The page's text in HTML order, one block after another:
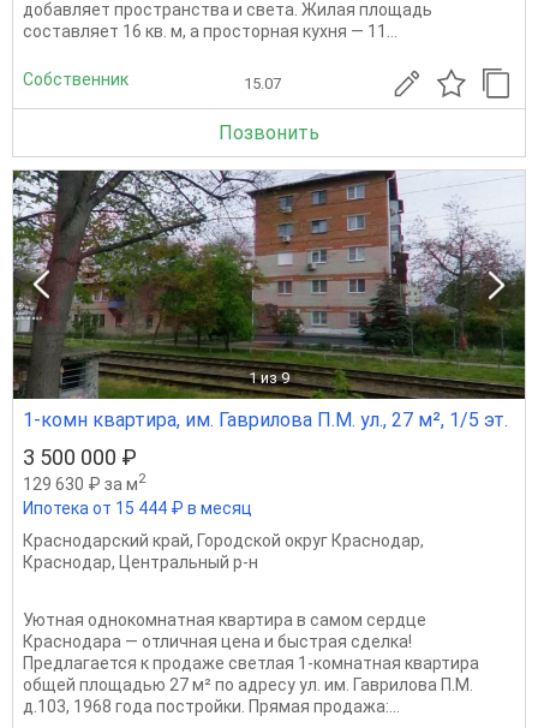
добавляет пространства и света. Жилая площадь
составляет 16 кв. м, а просторная кухня — 11...
Собственник 15.07
Позвонить
1 из 9
1-комн квартира, им. Гаврилова П.М. ул., 27 м², 1/5 эт.
3 500 000 ₽
129 630 ₽ за м2
Ипотека от 15 444 ₽ в месяц
Краснодарский край, Городской округ Краснодар,
Краснодар, Центральный р-н
Уютная однокомнатная квартира в самом сердце
Краснодара — отличная цена и быстрая сделка!
Предлагается к продаже светлая 1-комнатная квартира
общей площадью 27 м² по адресу ул. им. Гаврилова П.М.
д.103, 1968 года постройки. Прямая продажа:...